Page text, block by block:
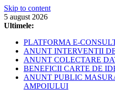
Skip to content
5 august 2026
Ultimele:
PLATFORMA E-
ANUNT INTERVENTII
ANUNT COLECTARE
BENEFICII CARTE DE
ANUNT PUBLIC
AMPOIULUI